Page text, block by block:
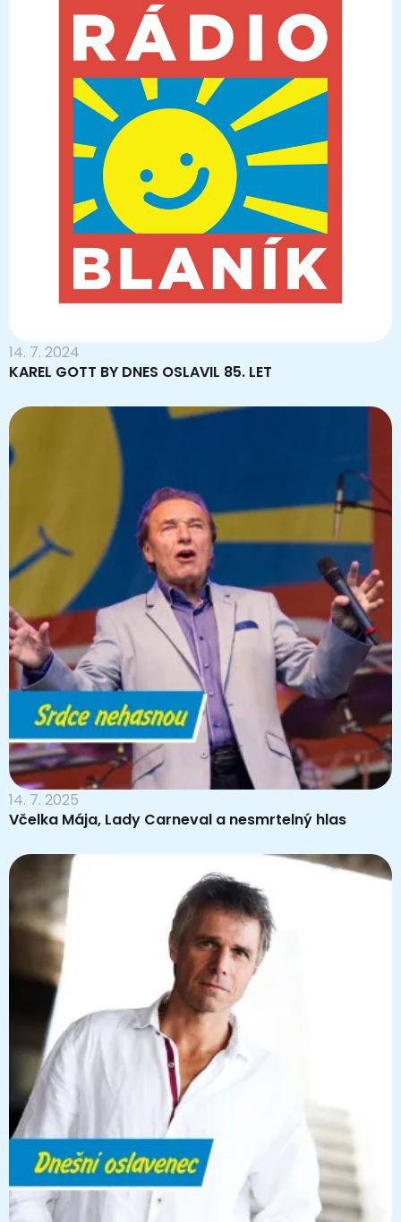
14. 7. 2024
KAREL GOTT BY DNES OSLAVIL 85. LET
14. 7. 2025
Včelka Mája, Lady Carneval a nesmrtelný hlas